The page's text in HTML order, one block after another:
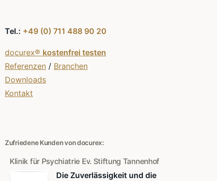
Tel.: +49 (0) 711 488 90 20
docurex® kostenfrei testen
Referenzen / Branchen
Downloads
Kontakt
Zufriedene Kunden von docurex:
Klinik für Psychiatrie Ev. Stiftung Tannenhof
Die Zuverlässigkeit und die